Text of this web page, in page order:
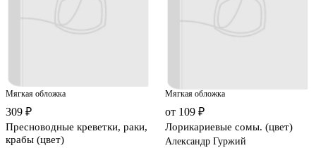
Мягкая обложка
309 ₽
Пресноводные креветки, раки,
крабы (цвет)
Мягкая обложка
от 109 ₽
Лорикариевые сомы. (цвет)
Александр Гуржий